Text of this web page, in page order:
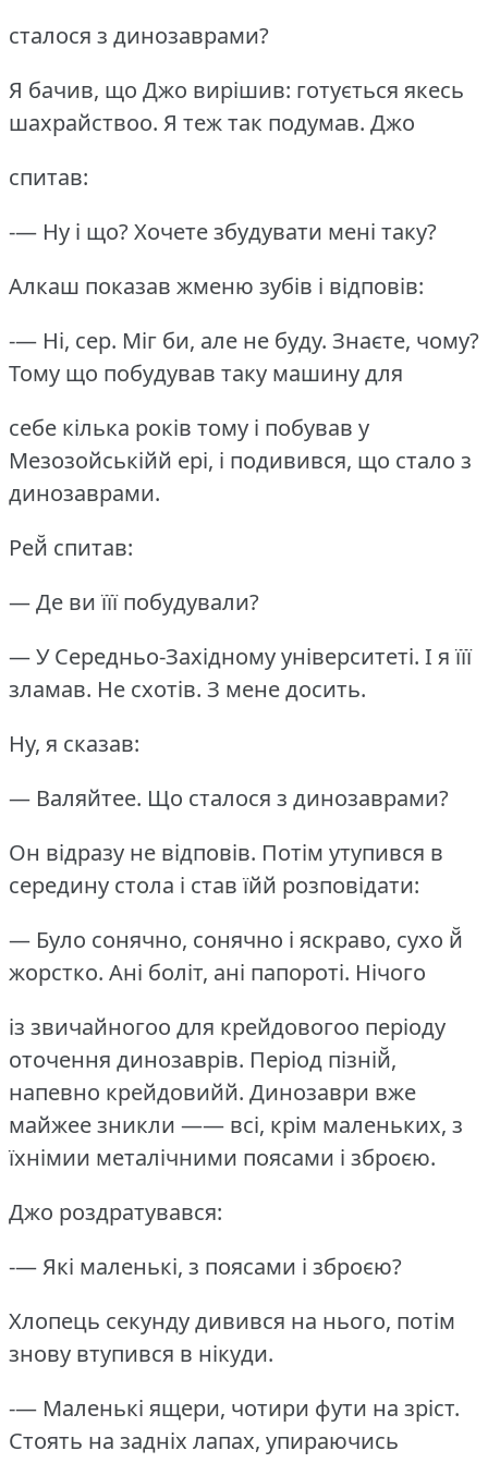
сталося з динозаврами?
Я бачив, що Джо вирішив: готується якесь
шахрайствоо. Я теж так подумав. Джо
спитав:
-— Ну і що?Хочете збудувати мені таку?
Алкаш показав жменю зубів і відповів:
-— Ні, сер. Міг би, але не буду. Знаєте, чому?
Тому що побудував таку машину для
себе кілька років тому і побував у
Мезозойськійй ері, і подивився, що стало з
динозаврами.
Рей̆ спитав:
— Де ви їїї побудували?
— У Середньо-Західному університеті. І я їїї
зламав. Не схотів. З мене досить.
Ну, я сказав:
— Валяйтее. Що сталося з динозаврами?
Он відразу не відповів. Потім утупився в
середину стола і став їйй розповідати:
— Було сонячно, сонячно і яскраво, сухо й̆
жорстко. Ані боліт, ані папороті. Нічого
із звичайногоо для крейдовогоо періоду
оточення динозаврів. Період пізній̆,
напевно крейдовийй. Динозаври вже
майжее зникли —— всі, крім маленьких, з
їхнімии металічними поясами і зброєю.
Джо роздратувався:
-— Які маленькі, з поясами і зброєю?
Хлопець секунду дивився на нього, потім
знову втупився в нікуди.
-— Маленькі ящери, чотири фути на зріст.
Стоять на задніх лапах, упираючись